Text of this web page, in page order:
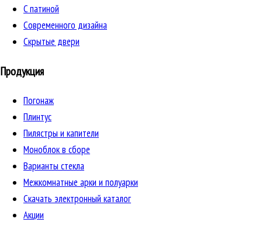
C патиной
Cовременного дизайна
Скрытые двери
Продукция
Погонаж
Плинтус
Пилястры и капители
Моноблок в сборе
Варианты стекла
Межкомнатные арки и полуарки
Скачать электронный каталог
Акции